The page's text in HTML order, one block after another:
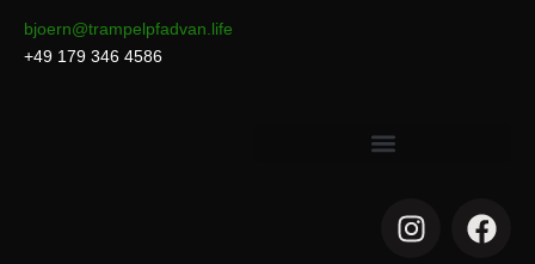
bjoern@trampelpfadvan.life
+49 179 346 4586
I
n
F
a